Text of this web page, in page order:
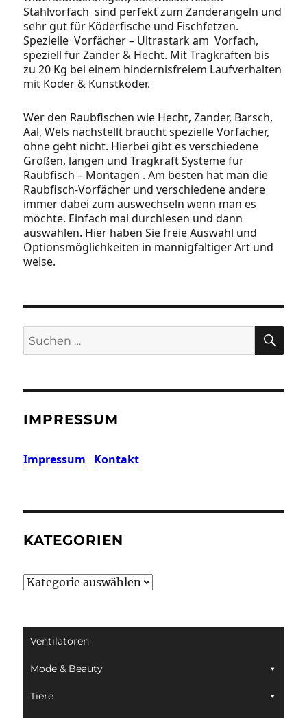
Stahlvorfach sind perfekt zum Zanderangeln und
sehr gut für Köderfische und Fischfetzen.
Spezielle Vorfächer – Ultrastark am Vorfach,
speziell für Zander & Hecht. Mit Tragkräften bis
zu 20 Kg bei einem hindernisfreiem Laufverhalten
mit Köder & Kunstköder.
Wer den Raubfischen wie Hecht, Zander, Barsch,
Aal, Wels nachstellt braucht spezielle Vorfächer,
ohne geht nicht. Hierbei gibt es verschiedene
Größen, längen und Tragkraft Systeme für
Raubfisch – Montagen . Am besten hat man die
Raubfisch-Vorfächer und verschiedene andere
immer dabei zum auswechseln wenn man es
möchte. Einfach mal durchlesen und dann
auswählen. Hier haben Sie freie Auswahl und
Optionsmöglichkeiten in mannigfaltiger Art und
weise.
Suchen
nach:
IMPRESSUM
Impressum Kontakt
KATEGORIEN
Kategorien
Ventilatoren
Mode & Beauty
Tiere